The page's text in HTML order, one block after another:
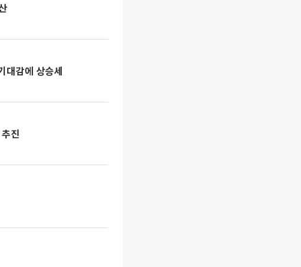
대감에 상승세
진